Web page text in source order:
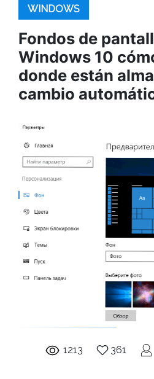
WINDOWS
Fondos de
Windows 10
donde están
cambio
1213 361